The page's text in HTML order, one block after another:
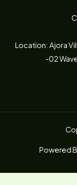
Location: Ajora
-02
Powered